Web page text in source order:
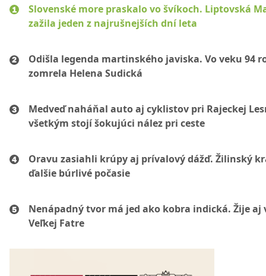
Slovenské more praskalo vo švíkoch. Liptovská
zažila jeden z najrušnejších dní leta
Odišla legenda martinského javiska. Vo veku 94
zomrela Helena Sudická
Medveď naháňal auto aj cyklistov pri Rajeckej
všetkým stojí šokujúci nález pri ceste
Oravu zasiahli krúpy aj prívalový dážď. Žilinský
ďalšie búrlivé počasie
Nenápadný tvor má jed ako kobra indická. Žije aj
Veľkej Fatre